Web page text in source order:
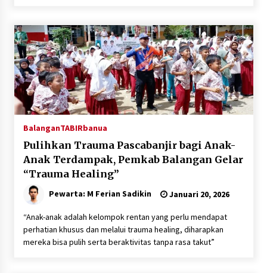
BalanganTABIRbanua
Pulihkan Trauma Pascabanjir bagi Anak-
Anak Terdampak, Pemkab Balangan Gelar
“Trauma Healing”
Pewarta: M Ferian Sadikin Januari 20, 2026
“Anak-anak adalah kelompok rentan yang perlu mendapat
perhatian khusus dan melalui trauma healing, diharapkan
mereka bisa pulih serta beraktivitas tanpa rasa takut”